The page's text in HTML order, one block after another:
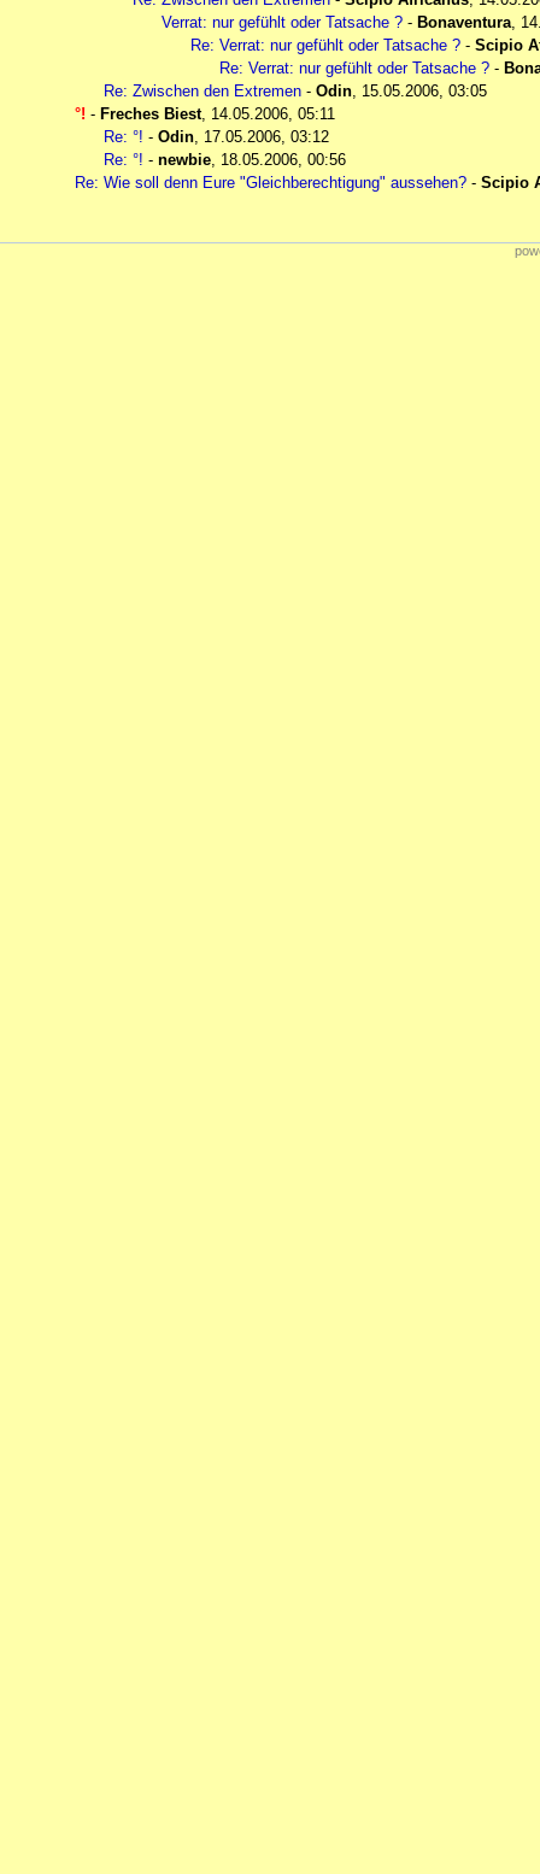
Verrat: nur gefühlt oder Tatsache ? - Bonaventura,
Re: Verrat: nur gefühlt oder Tatsache ? - Scipio
Re: Verrat: nur gefühlt oder Tatsache ? -
Re: Zwischen den Extremen - Odin, 15.05.2006, 03:05
°! - Freches Biest, 14.05.2006, 05:11
Re: °! - Odin, 17.05.2006, 03:12
Re: °! - newbie, 18.05.2006, 00:56
Re: Wie soll denn Eure "Gleichberechtigung" aussehen? - Scipio